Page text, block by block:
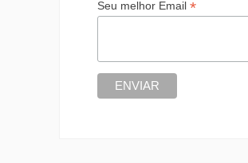
Seu melhor Email *